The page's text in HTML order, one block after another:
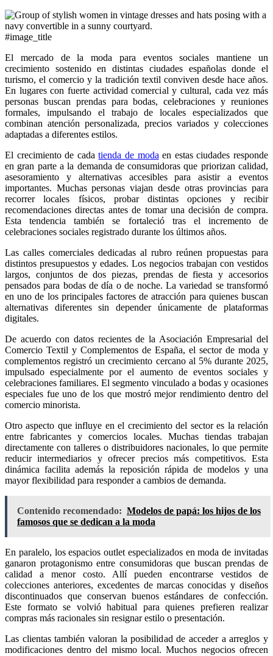
#image_title
El mercado de la moda para eventos sociales mantiene un
crecimiento sostenido en distintas ciudades españolas donde el
turismo, el comercio y la tradición textil conviven desde hace años.
En lugares con fuerte actividad comercial y cultural, cada vez más
personas buscan prendas para bodas, celebraciones y reuniones
formales, impulsando el trabajo de locales especializados que
combinan atención personalizada, precios variados y colecciones
adaptadas a diferentes estilos.
El crecimiento de cadatienda de moda en estas ciudades responde
en gran parte a la demanda de consumidoras que priorizan calidad,
asesoramiento y alternativas accesibles para asistir a eventos
importantes. Muchas personas viajan desde otras provincias para
recorrer locales físicos, probar distintas opciones y recibir
recomendaciones directas antes de tomar una decisión de compra.
Esta tendencia también se fortaleció tras el incremento de
celebraciones sociales registrado durante los últimos años.
Las calles comerciales dedicadas al rubro reúnen propuestas para
distintos presupuestos y edades. Los negocios trabajan con vestidos
largos, conjuntos de dos piezas, prendas de fiesta y accesorios
pensados para bodas de día o de noche. La variedad se transformó
en uno de los principales factores de atracción para quienes buscan
alternativas diferentes sin depender únicamente de plataformas
digitales.
De acuerdo con datos recientes de la Asociación Empresarial del
Comercio Textil y Complementos de España, el sector de moda y
complementos registró un crecimiento cercano al 5% durante 2025,
impulsado especialmente por el aumento de eventos sociales y
celebraciones familiares. El segmento vinculado a bodas y ocasiones
especiales fue uno de los que mostró mejor rendimiento dentro del
comercio minorista.
Otro aspecto que influye en el crecimiento del sector es la relación
entre fabricantes y comercios locales. Muchas tiendas trabajan
directamente con talleres o distribuidores nacionales, lo que permite
reducir intermediarios y ofrecer precios más competitivos. Esta
dinámica facilita además la reposición rápida de modelos y una
mayor flexibilidad para responder a cambios de demanda.
Contenido recomendado: Modelos de papá: los hijos de los
famosos que se dedican a la moda
En paralelo, los espacios outlet especializados en moda de invitadas
ganaron protagonismo entre consumidoras que buscan prendas de
calidad a menor costo. Allí pueden encontrarse vestidos de
colecciones anteriores, excedentes de marcas conocidas y diseños
discontinuados que conservan buenos estándares de confección.
Este formato se volvió habitual para quienes prefieren realizar
compras más racionales sin resignar estilo o presentación.
Las clientas también valoran la posibilidad de acceder a arreglos y
modificaciones dentro del mismo local. Muchos negocios ofrecen